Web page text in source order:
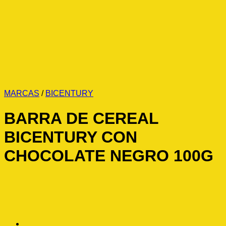
MARCAS / BICENTURY
BARRA DE CEREAL
BICENTURY CON
CHOCOLATE NEGRO 100G